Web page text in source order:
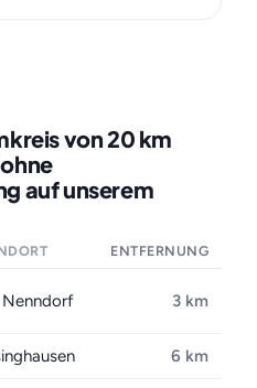
von 20 km
auf unserem
ENTFERNUNG
Nenndorf 3 km
6 km